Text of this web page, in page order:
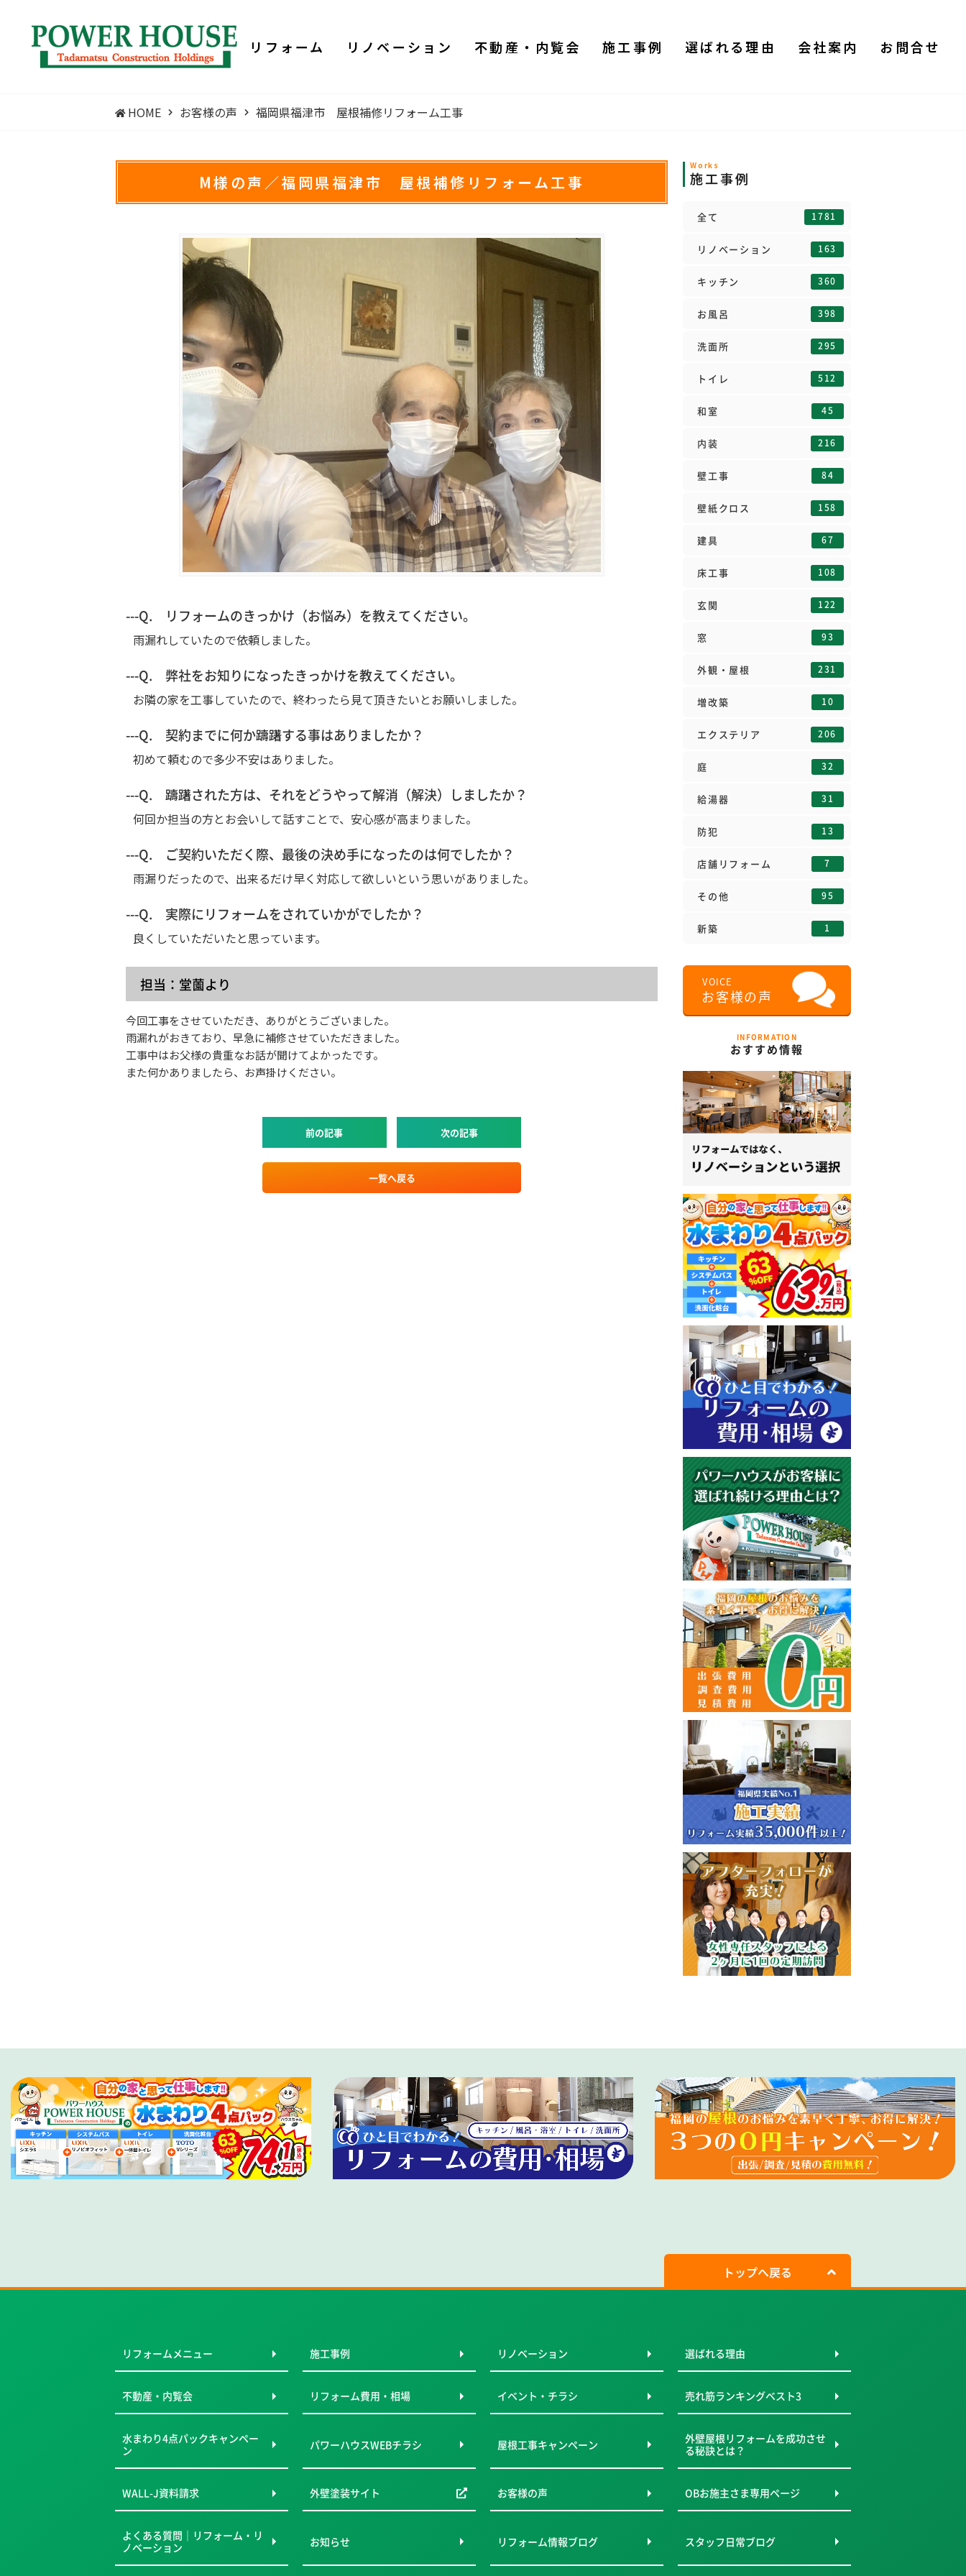
リフォーム リノベーション 不動産・内覧会 施工事例 選ばれる理由 会社案内 お問合せ
HOME お客様の声 福岡県福津市 屋根補修リフォーム工事
M様の声／福岡県福津市 屋根補修リフォーム工事
---Q. リフォームのきっかけ（お悩み）を教えてください。
雨漏れしていたので依頼しました。
---Q. 弊社をお知りになったきっかけを教えてください。
お隣の家を工事していたので、終わったら見て頂きたいとお願いしました。
---Q. 契約までに何か躊躇する事はありましたか？
初めて頼むので多少不安はありました。
---Q. 躊躇された方は、それをどうやって解消（解決）しましたか？
何回か担当の方とお会いして話すことで、安心感が高まりました。
---Q. ご契約いただく際、最後の決め手になったのは何でしたか？
雨漏りだったので、出来るだけ早く対応して欲しいという思いがありました。
---Q. 実際にリフォームをされていかがでしたか？
良くしていただいたと思っています。
担当：堂薗より
今回工事をさせていただき、ありがとうございました。
雨漏れがおきており、早急に補修させていただきました。
工事中はお父様の貴重なお話が聞けてよかったです。
また何かありましたら、お声掛けください。
前の記事 次の記事
一覧へ戻る
Works
施工事例
全て 1781
リノベーション 163
キッチン 360
お風呂 398
洗面所 295
トイレ 512
和室 45
内装 216
壁工事 84
壁紙クロス 158
建具 67
床工事 108
玄関 122
窓 93
外観・屋根 231
増改築 10
エクステリア 206
庭 32
給湯器 31
防犯 13
店舗リフォーム 7
その他 95
新築 1
INFORMATION
おすすめ情報
リフォームメニュー 施工事例 リノベーション 選ばれる理由
不動産・内覧会 リフォーム費用・相場 イベント・チラシ 売れ筋ランキングベスト3
水まわり4点パックキャンペー
ン
パワーハウスWEBチラシ 屋根工事キャンペーン
外壁屋根リフォームを成功させ
る秘訣とは？
WALL-J資料請求 外壁塗装サイト お客様の声 OBお施主さま専用ページ
よくある質問｜リフォーム・リ
ノベーション
お知らせ リフォーム情報ブログ スタッフ日常ブログ
トップへ戻る